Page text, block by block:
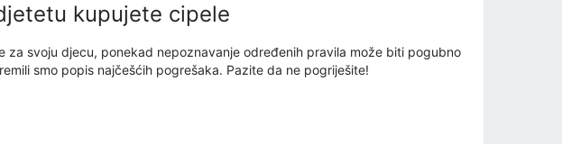
kupujete cipele
svoju djecu, ponekad nepoznavanje određenih pravila može biti pogubno
smo popis najčešćih pogrešaka. Pazite da ne pogriješite!